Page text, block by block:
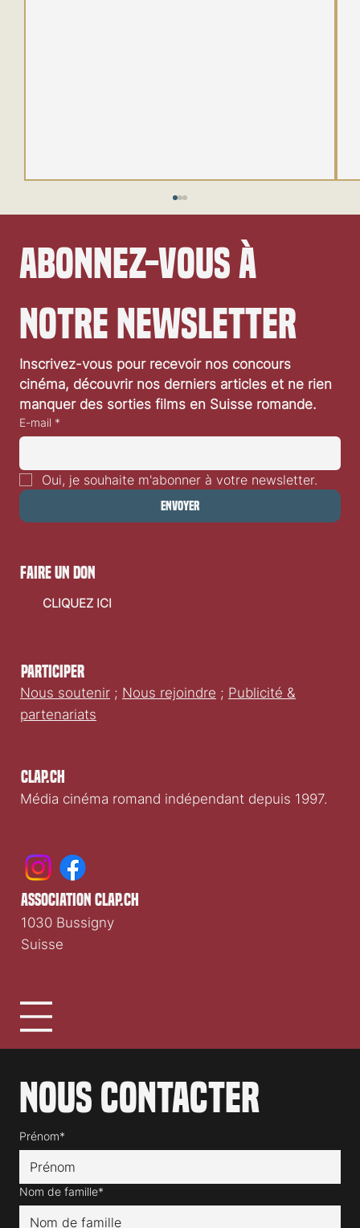
Le futur du MCU annoncé à la SDCC
Abonnez-vous à
notre newsletter
Inscrivez-vous pour recevoir nos concours
cinéma, découvrir nos derniers articles et ne rien
manquer des sorties films en Suisse romande.
E-mail *
Oui, je souhaite m'abonner à votre newsletter.
Envoyer
Clap.ch
Média cinéma romand indépendant depuis 1997.
Participer
Nous soutenir ; Nous rejoindre ; Publicité &
partenariats
Nous contacter
Prénom*
Nom de famille*
faire un don
CLIQUEZ ICI
association clap.ch
1030 Bussigny
Suisse